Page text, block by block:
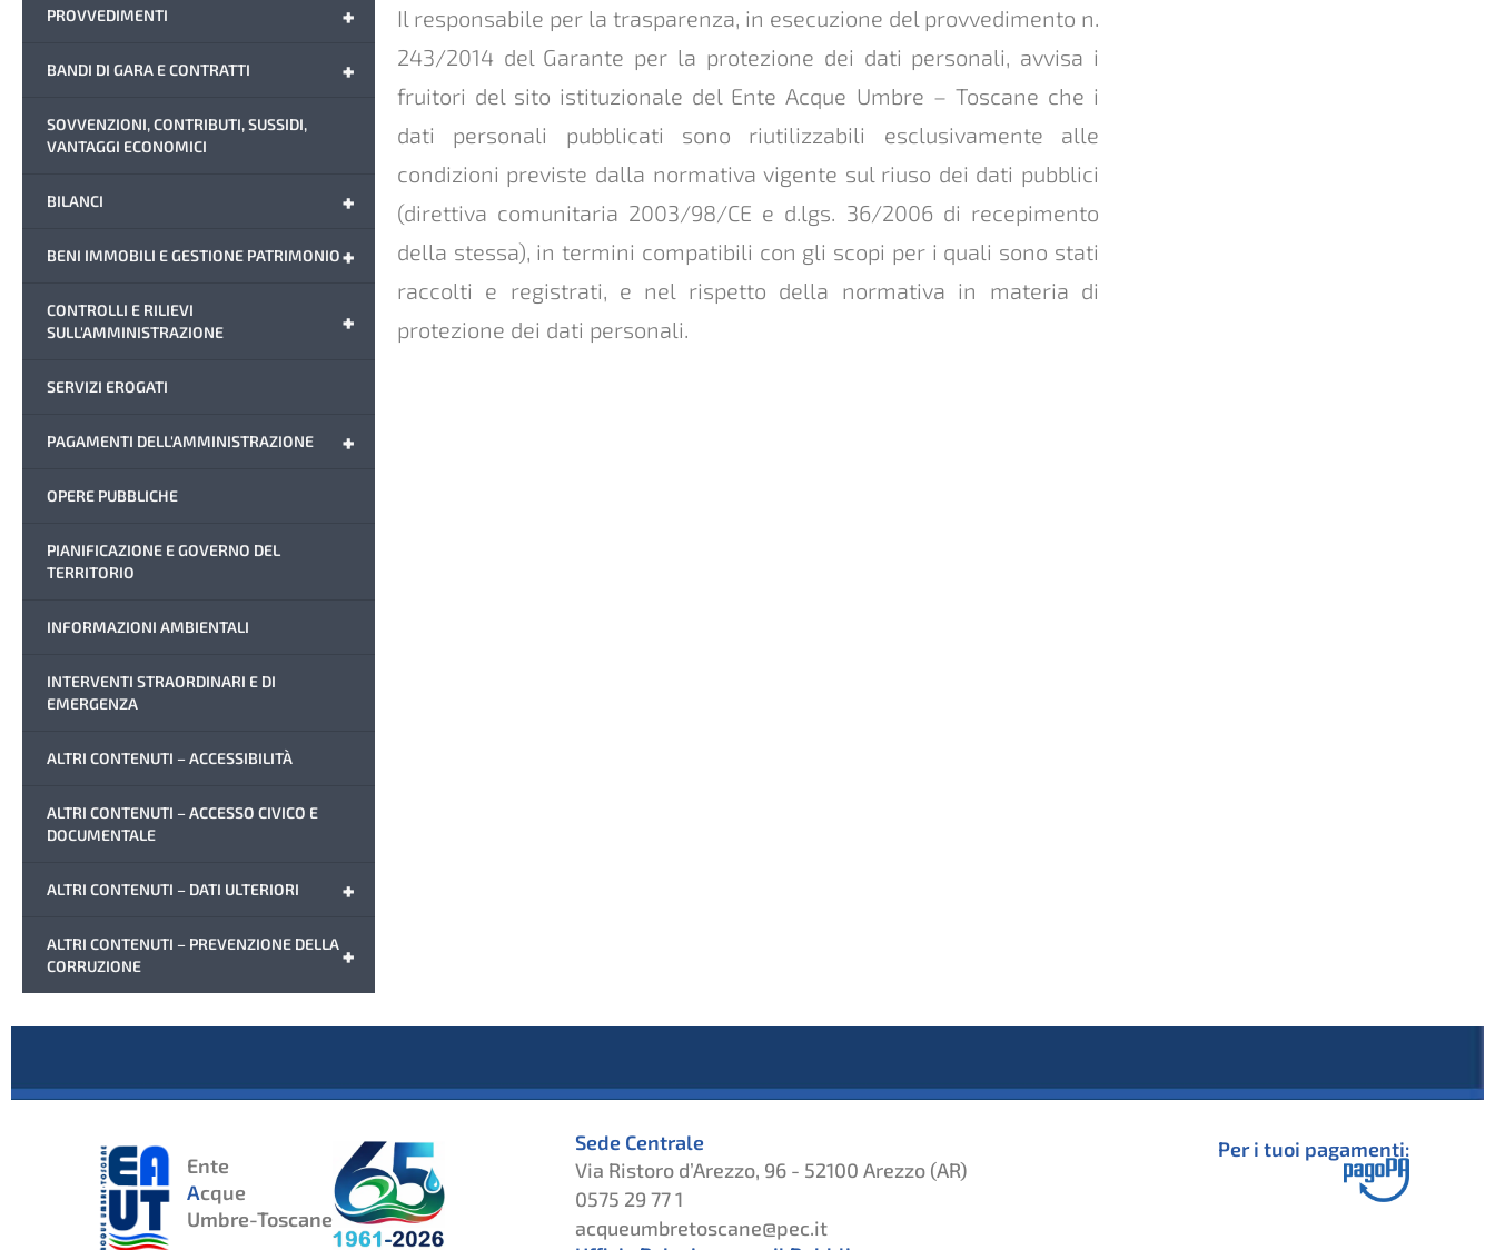
+
PROVVEDIMENTI
+
BANDI DI GARA E CONTRATTI
SOVVENZIONI, CONTRIBUTI, SUSSIDI,
VANTAGGI ECONOMICI
+
BILANCI
+
BENI IMMOBILI E GESTIONE PATRIMONIO
+
CONTROLLI E RILIEVI
SULL'AMMINISTRAZIONE
SERVIZI EROGATI
+
PAGAMENTI DELL'AMMINISTRAZIONE
OPERE PUBBLICHE
PIANIFICAZIONE E GOVERNO DEL
TERRITORIO
INFORMAZIONI AMBIENTALI
INTERVENTI STRAORDINARI E DI
EMERGENZA
ALTRI CONTENUTI – ACCESSIBILITÀ
ALTRI CONTENUTI – ACCESSO CIVICO E
DOCUMENTALE
+
ALTRI CONTENUTI – DATI ULTERIORI
+
ALTRI CONTENUTI – PREVENZIONE DELLA
CORRUZIONE
Il responsabile per la trasparenza, in esecuzione del provvedimento n.
243/2014 del Garante per la protezione dei dati personali, avvisa i
fruitori del sito istituzionale del Ente Acque Umbre – Toscane che i
dati personali pubblicati sono riutilizzabili esclusivamente alle
condizioni previste dalla normativa vigente sul riuso dei dati pubblici
(direttiva comunitaria 2003/98/CE e d.lgs. 36/2006 di recepimento
della stessa), in termini compatibili con gli scopi per i quali sono stati
raccolti e registrati, e nel rispetto della normativa in materia di
protezione dei dati personali.
Ente
Acque
Umbre-Toscane
Sede Centrale
Via Ristoro d’Arezzo, 96 - 52100 Arezzo (AR)
0575 29 77 1
acqueumbretoscane@pec.it
Per i tuoi pagamenti: